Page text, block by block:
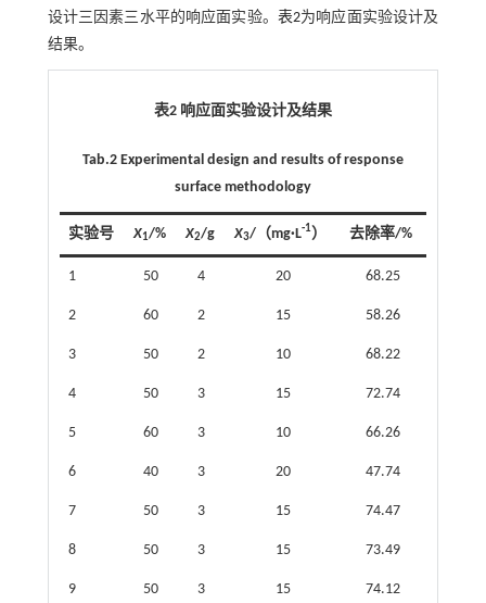
设计三因素三水平的响应面实验。 表2为响应面实验设计及
结果。
表2 响应面实验设计及结果
Tab.2 Experimental design and results of response
surface methodology
实验号 X1/% X2/g X3/（mg·L-1） 去除率/%
1 50 4 20 68.25
2 60 2 15 58.26
3 50 2 10 68.22
4 50 3 15 72.74
5 60 3 10 66.26
6 40 3 20 47.74
7 50 3 15 74.47
8 50 3 15 73.49
9 50 3 15 74.12